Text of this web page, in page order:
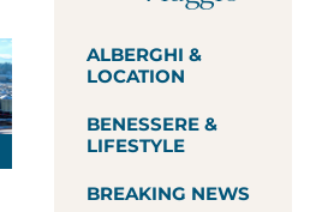
ALBERGHI &
LOCATION
BENESSERE &
LIFESTYLE
BREAKING NEWS